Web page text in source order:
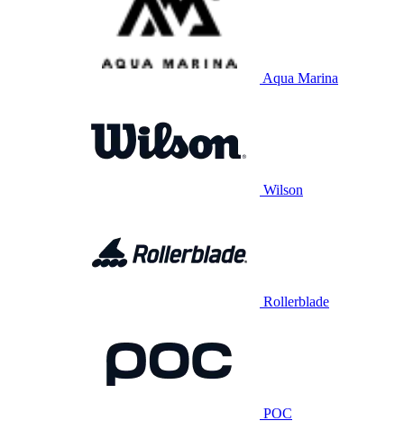
Aqua Marina
Wilson
Rollerblade
POC